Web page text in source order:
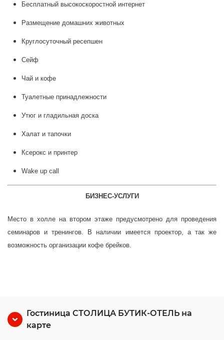
Бесплатный высокоскоростной интернет
Размещение домашних животных
Круглосуточный ресепшен
Сейф
Чай и кофе
Туалетные принадлежности
Утюг и гладильная доска
Халат и тапочки
Ксерокс и принтер
Wake up call
БИЗНЕС-УСЛУГИ
Место в холле на втором этаже предусмотрено для проведения
семинаров и тренингов. В наличии имеется проектор, а так же
возможность организации кофе брейков.
Гостиница СТОЛИЦА БУТИК-ОТЕЛЬ на
карте